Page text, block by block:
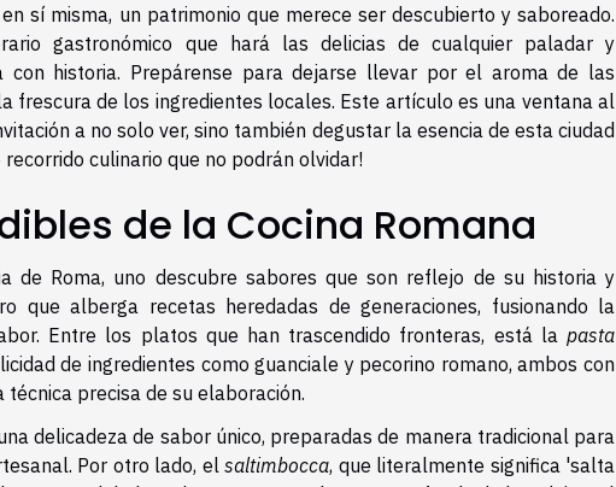
sí misma, un patrimonio que merece ser descubierto y saboreado.
gastronómico que hará las delicias de cualquier paladar y
con historia. Prepárense para dejarse llevar por el aroma de las
frescura de los ingredientes locales. Este artículo es una ventana al
a no solo ver, sino también degustar la esencia de esta ciudad
culinario que no podrán olvidar!
de la Cocina Romana
de Roma, uno descubre sabores que son reflejo de su historia y
que alberga recetas heredadas de generaciones, fusionando la
Entre los platos que han trascendido fronteras, está la pasta
de ingredientes como guanciale y pecorino romano, ambos con
técnica precisa de su elaboración.
delicadeza de sabor único, preparadas de manera tradicional para
Por otro lado, el saltimbocca, que literalmente significa 'salta